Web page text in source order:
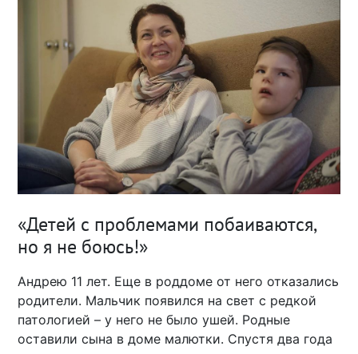
«Детей с проблемами побаиваются,
но я не боюсь!»
Андрею 11 лет. Еще в роддоме от него отказались
родители. Мальчик появился на свет с редкой
патологией – у него не было ушей. Родные
оставили сына в доме малютки. Спустя два года